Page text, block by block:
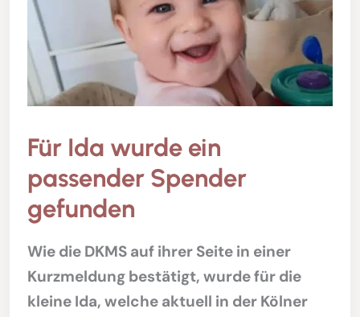
Für Ida wurde ein
passender Spender
gefunden
Wie die DKMS auf ihrer Seite in einer
Kurzmeldung bestätigt, wurde für die
kleine Ida, welche aktuell in der Kölner